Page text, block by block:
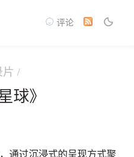
评论
片 /
球》
通过沉浸式的呈现方式聚